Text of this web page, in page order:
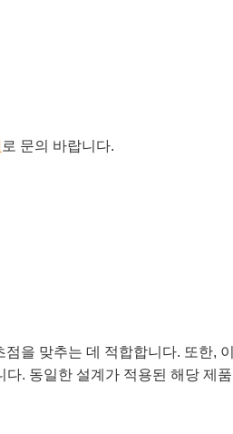
로 문의 바랍니다.
을 맞추는 데 적합합니다. 또한,
. 동일한 설계가 적용된 해당 제